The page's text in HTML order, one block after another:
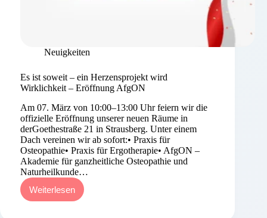
Neuigkeiten
Es ist soweit – ein Herzensprojekt wird
Wirklichkeit – Eröffnung AfgON
Am 07. März von 10:00–13:00 Uhr feiern wir die
offizielle Eröffnung unserer neuen Räume in
derGoethestraße 21 in Strausberg. Unter einem
Dach vereinen wir ab sofort:• Praxis für
Osteopathie• Praxis für Ergotherapie• AfgON –
Akademie für ganzheitliche Osteopathie und
Naturheilkunde…
Weiterlesen
Es
ist